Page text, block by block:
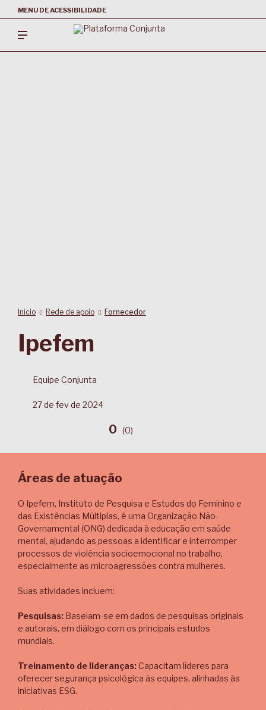
MENU DE ACESSIBILIDADE
Início Rede de apoio Fornecedor
Ipefem
Equipe Conjunta
27 de fev de 2024
0 (0)
Áreas de atuação
O Ipefem, Instituto de Pesquisa e Estudos do Feminino e
das Existências Múltiplas, é uma Organização Não-
Governamental (ONG) dedicada à educação em saúde
mental, ajudando as pessoas a identificar e interromper
processos de violência socioemocional no trabalho,
especialmente as microagressões contra mulheres.
Suas atividades incluem:
Pesquisas: Baseiam-se em dados de pesquisas originais
e autorais, em diálogo com os principais estudos
mundiais.
Treinamento de lideranças:Capacitam líderes para
oferecer segurança psicológica às equipes, alinhadas às
iniciativas ESG.